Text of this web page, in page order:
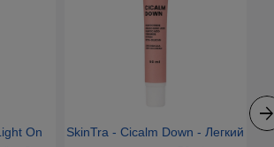
On
SkinTra - Cicalm Down - Легкий
Next